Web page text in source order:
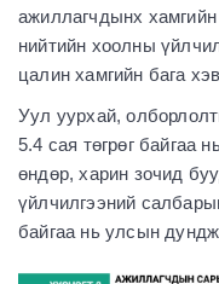
ажиллагчдынх
нийтийн хоолны
цалин хамгийн бага
Уул уурхай,
5.4 сая төгрөг байгаа
өндөр, харин зочид
үйлчилгээний
байгаа нь улсын